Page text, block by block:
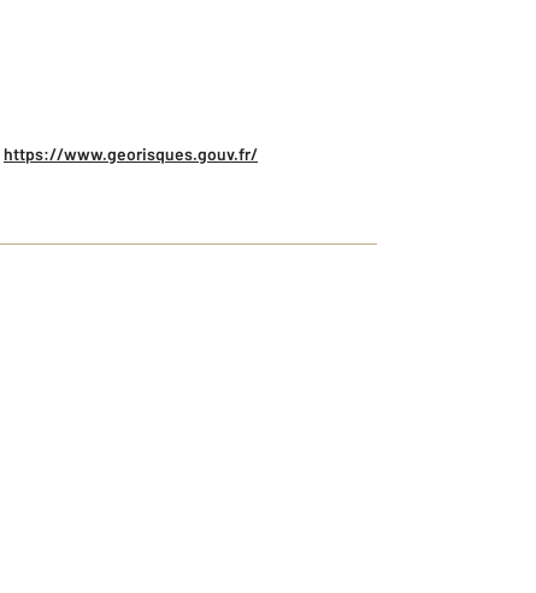
https://www.georisques.gouv.fr/